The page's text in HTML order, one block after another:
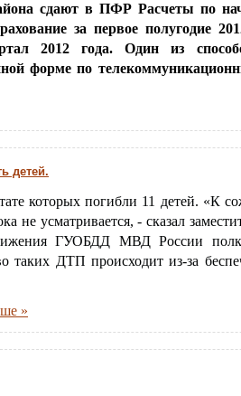
сдают в ПФР Расчеты по
за первое полугодие
2012 года. Один из
форме по
детей.
которых погибли 11 детей. «К
усматривается, - сказал
ГУОБДД МВД России
ДТП происходит из-за
»